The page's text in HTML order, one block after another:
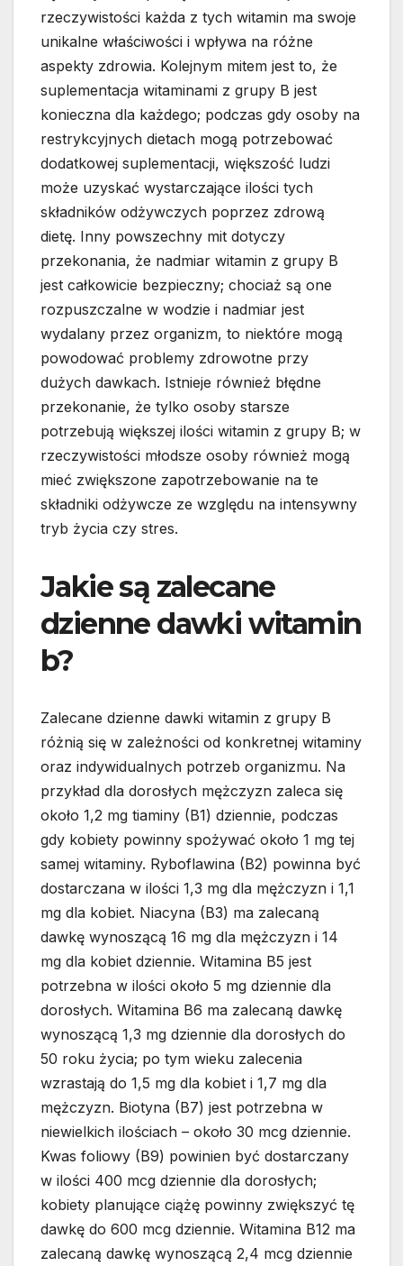
rzeczywistości każda z tych witamin ma swoje
unikalne właściwości i wpływa na różne
aspekty zdrowia. Kolejnym mitem jest to, że
suplementacja witaminami z grupy B jest
konieczna dla każdego; podczas gdy osoby na
restrykcyjnych dietach mogą potrzebować
dodatkowej suplementacji, większość ludzi
może uzyskać wystarczające ilości tych
składników odżywczych poprzez zdrową
dietę. Inny powszechny mit dotyczy
przekonania, że nadmiar witamin z grupy B
jest całkowicie bezpieczny; chociaż są one
rozpuszczalne w wodzie i nadmiar jest
wydalany przez organizm, to niektóre mogą
powodować problemy zdrowotne przy
dużych dawkach. Istnieje również błędne
przekonanie, że tylko osoby starsze
potrzebują większej ilości witamin z grupy B; w
rzeczywistości młodsze osoby również mogą
mieć zwiększone zapotrzebowanie na te
składniki odżywcze ze względu na intensywny
tryb życia czy stres.
Jakie są zalecane
dzienne dawki witamin
b?
Zalecane dzienne dawki witamin z grupy B
różnią się w zależności od konkretnej witaminy
oraz indywidualnych potrzeb organizmu. Na
przykład dla dorosłych mężczyzn zaleca się
około 1,2 mg tiaminy (B1) dziennie, podczas
gdy kobiety powinny spożywać około 1 mg tej
samej witaminy. Ryboflawina (B2) powinna być
dostarczana w ilości 1,3 mg dla mężczyzn i 1,1
mg dla kobiet. Niacyna (B3) ma zalecaną
dawkę wynoszącą 16 mg dla mężczyzn i 14
mg dla kobiet dziennie. Witamina B5 jest
potrzebna w ilości około 5 mg dziennie dla
dorosłych. Witamina B6 ma zalecaną dawkę
wynoszącą 1,3 mg dziennie dla dorosłych do
50 roku życia; po tym wieku zalecenia
wzrastają do 1,5 mg dla kobiet i 1,7 mg dla
mężczyzn. Biotyna (B7) jest potrzebna w
niewielkich ilościach – około 30 mcg dziennie.
Kwas foliowy (B9) powinien być dostarczany
w ilości 400 mcg dziennie dla dorosłych;
kobiety planujące ciążę powinny zwiększyć tę
dawkę do 600 mcg dziennie. Witamina B12 ma
zalecaną dawkę wynoszącą 2,4 mcg dziennie